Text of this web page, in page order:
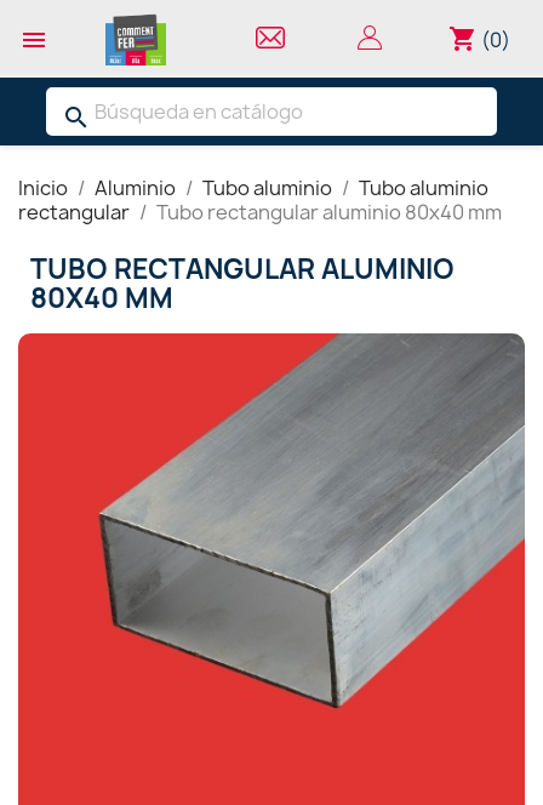
 shopping_cart (0)
search
Inicio Aluminio Tubo aluminio
Tubo aluminio
rectangular
Tubo rectangular aluminio 80x40 mm
TUBO RECTANGULAR ALUMINIO
80X40 MM